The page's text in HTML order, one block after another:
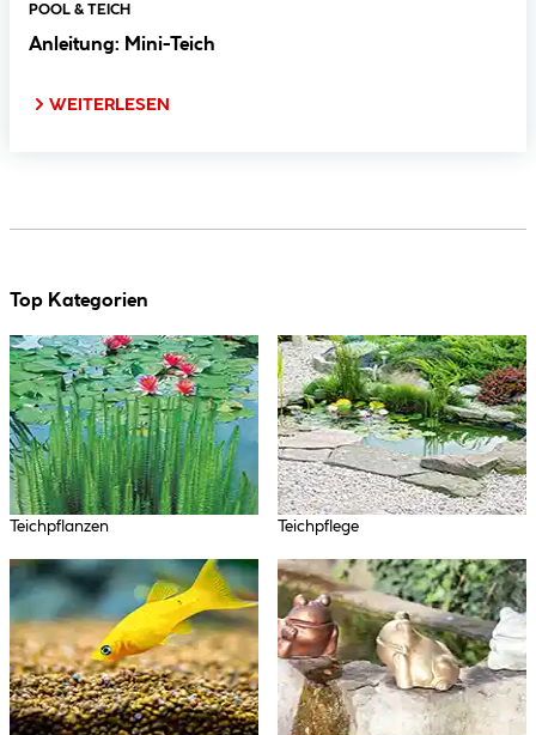
POOL & TEICH
Anleitung: Mini-Teich
WEITERLESEN
Top Kategorien
Teichpflanzen Teichpflege